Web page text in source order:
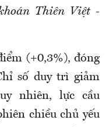
Thiên Việt -
(+0,3%), đóng
số duy trì giảm
nhiên, lực cầu
chiều chủ yếu